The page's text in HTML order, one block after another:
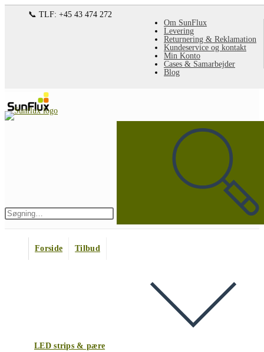
Om SunFlux
Levering
Returnering & Reklamation
Kundeservice og kontakt
Min Konto
Cases & Samarbejder
Blog
📞 TLF: +45 43 474 272
Forside
Tilbud
LED strips & pære